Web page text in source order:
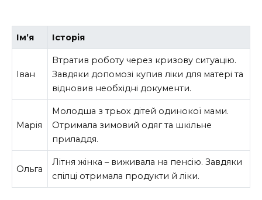
Ім’я Історія
Іван
Втратив роботу через кризову ситуацію.
Завдяки допомозі купив ліки для матері та
відновив необхідні документи.
Марія
Молодша з трьох дітей одинокої мами.
Отримала зимовий одяг та шкільне
приладдя.
Ольга
Літня жінка – виживала на пенсію. Завдяки
спілці отримала продукти й ліки.